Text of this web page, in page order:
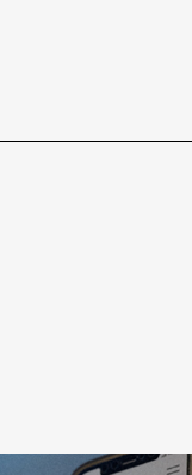
，不是机器。声乐
们看到艺术创造过
经验而用心的听者